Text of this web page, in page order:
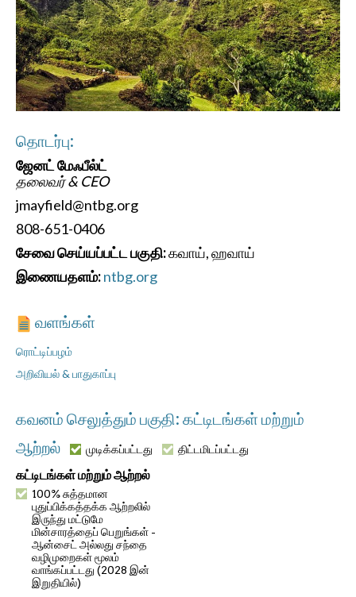
தொடர்பு:
ஜேனட் மேஃபீல்ட்
தலைவர் & CEO
jmayfield@ntbg.org
808-651-0406
சேவை செய்யப்பட்ட பகுதி:கவாய், ஹவாய்
இணையதளம்:ntbg.org
வளங்கள்
ரொட்டிப்பழம்
அறிவியல் & பாதுகாப்பு
கவனம் செலுத்தும் பகுதி: கட்டிடங்கள் மற்றும்
ஆற்றல்
முடிக்கப்பட்டது திட்டமிடப்பட்டது
கட்டிடங்கள் மற்றும் ஆற்றல்
100% சுத்தமான
புதுப்பிக்கத்தக்க ஆற்றலில்
இருந்து மட்டுமே
மின்சாரத்தைப் பெறுங்கள் -
ஆன்சைட் அல்லது சந்தை
வழிமுறைகள் மூலம்
வாங்கப்பட்டது (2028 இன்
இறுதியில்)